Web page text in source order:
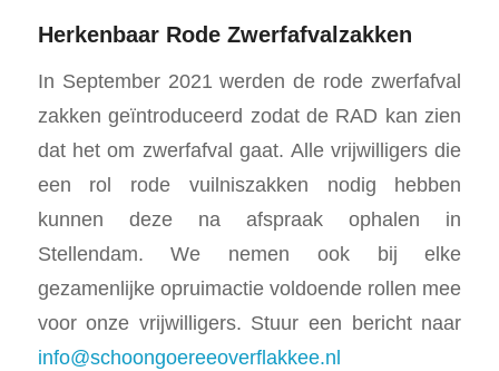
Herkenbaar Rode Zwerfafvalzakken
In September 2021 werden de rode zwerfafval
zakken geïntroduceerd zodat de RAD kan zien
dat het om zwerfafval gaat. Alle vrijwilligers die
een rol rode vuilniszakken nodig hebben
kunnen deze na afspraak ophalen in
Stellendam. We nemen ook bij elke
gezamenlijke opruimactie voldoende rollen mee
voor onze vrijwilligers. Stuur een bericht naar
info@schoongoereeoverflakkee.nl